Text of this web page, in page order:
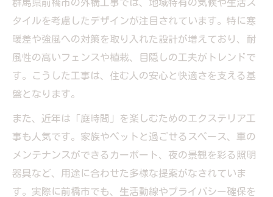
群馬県前橋市の外構工事では、地域特有の気候や生活ス
タイルを考慮したデザインが注目されています。特に寒
暖差や強風への対策を取り入れた設計が増えており、耐
風性の高いフェンスや植栽、目隠しの工夫がトレンドで
す。こうした工事は、住む人の安心と快適さを支える基
盤となります。
また、近年は「庭時間」を楽しむためのエクステリア工
事も人気です。家族やペットと過ごせるスペース、車の
メンテナンスができるカーポート、夜の景観を彩る照明
器具など、用途に合わせた多様な提案がなされていま
す。実際に前橋市でも、生活動線やプライバシー確保を